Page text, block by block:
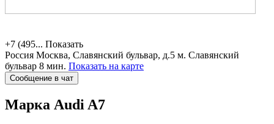
+7 (495... Показать
Россия Москва, Славянский бульвар, д.5 м. Славянский
бульвар 8 мин. Показать на карте
Сообщение в чат
Марка Audi A7